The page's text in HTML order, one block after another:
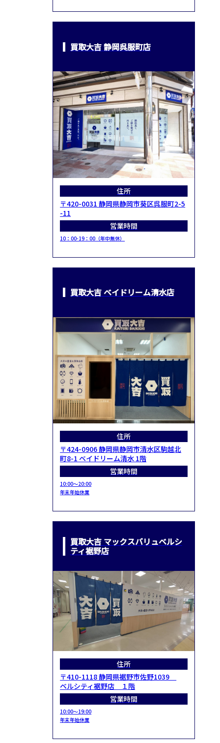
買取大吉 静岡呉服町店
住所
〒420-0031 静岡県静岡市葵区呉服町2-5
-11
営業時間
10：00-19：00（年中無休）
買取大吉 ベイドリーム清水店
住所
〒424-0906 静岡県静岡市清水区駒越北
町8-1 ベイドリーム清水 1階
営業時間
10:00～20:00
年末年始休業
買取大吉 マックスバリュベルシ
ティ裾野店
住所
〒410-1118 静岡県裾野市佐野1039
ベルシティ裾野店 １階
営業時間
10:00～19:00
年末年始休業